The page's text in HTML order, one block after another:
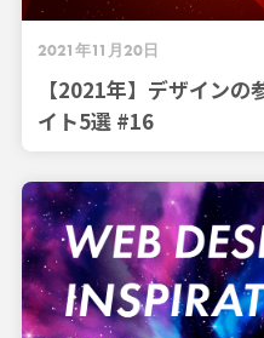
2021年11月20日
【2021年】デザイン
イト5選 #16